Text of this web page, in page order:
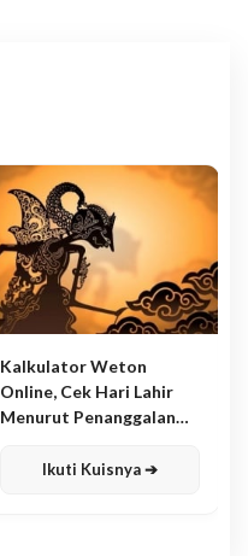
Kalkulator Weton
Online, Cek Hari Lahir
Menurut Penanggalan
Ikuti Kuisnya ➔